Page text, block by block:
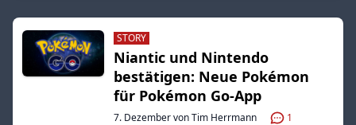
STORY
Niantic und Nintendo
bestätigen: Neue Pokémon
für Pokémon Go-App
7. Dezember von Tim Herrmann 1